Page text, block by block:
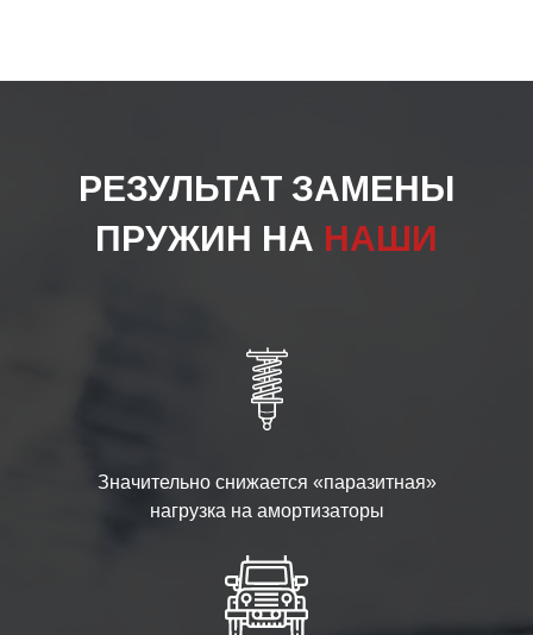
РЕЗУЛЬТАТ ЗАМЕНЫ
ПРУЖИН НА НАШИ
Значительно снижается «паразитная»
нагрузка на амортизаторы